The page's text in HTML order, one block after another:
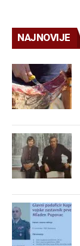
NAJNOVIJE